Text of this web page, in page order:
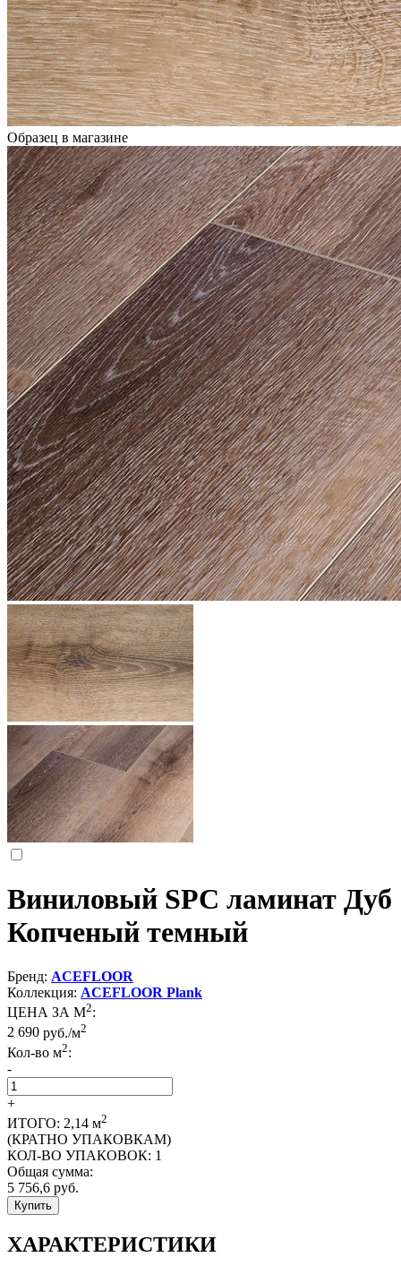
Образец в магазине
Виниловый SPC ламинат Дуб
Копченый темный
Бренд: ACEFLOOR
Коллекция: ACEFLOOR Plank
ЦЕНА ЗА М2:
2 690 руб./м2
Кол-во м2:
-
+
ИТОГО: 2,14 м2
(КРАТНО УПАКОВКАМ)
КОЛ-ВО УПАКОВОК: 1
Общая сумма:
5 756,6 руб.
Купить
ХАРАКТЕРИСТИКИ